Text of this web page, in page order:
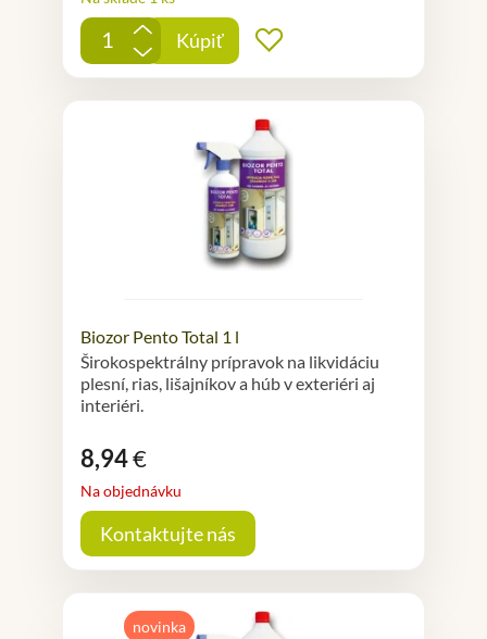
+
-
Kúpiť
Biozor Pento Total 1 l
Širokospektrálny prípravok na likvidáciu
plesní, rias, lišajníkov a húb v exteriéri aj
interiéri.
8,94€
Na objednávku
Kontaktujte nás
novinka